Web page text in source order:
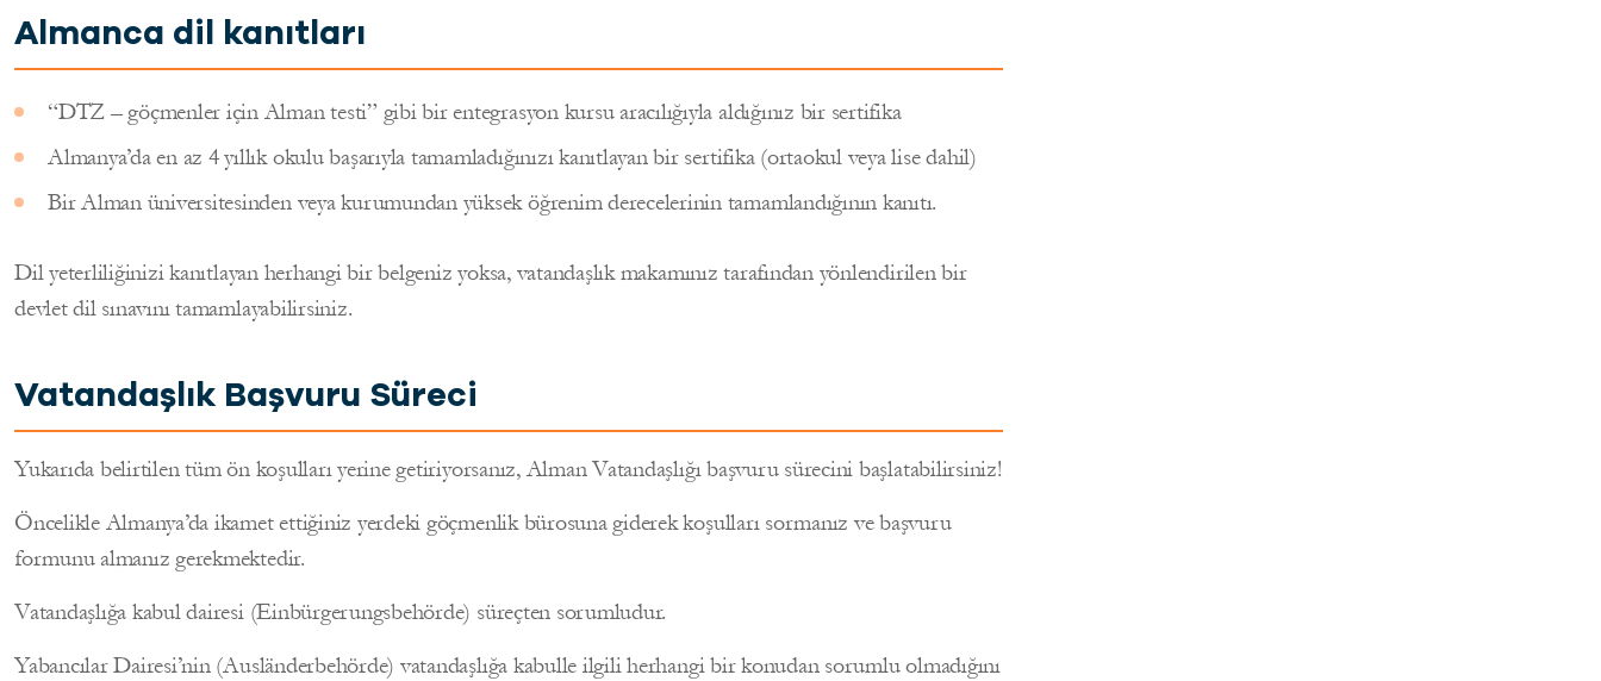
Almanca dil kanıtları
“DTZ – göçmenler için Alman testi” gibi bir entegrasyon kursu aracılığıyla aldığınız bir sertifika
Almanya’da en az 4 yıllık okulu başarıyla tamamladığınızı kanıtlayan bir sertifika (ortaokul veya lise dahil)
Bir Alman üniversitesinden veya kurumundan yüksek öğrenim derecelerinin tamamlandığının kanıtı.
Dil yeterliliğinizi kanıtlayan herhangi bir belgeniz yoksa, vatandaşlık makamınız tarafından yönlendirilen bir
devlet dil sınavını tamamlayabilirsiniz.
Vatandaşlık Başvuru Süreci
Yukarıda belirtilen tüm ön koşulları yerine getiriyorsanız, Alman Vatandaşlığı başvuru sürecini başlatabilirsiniz!
Öncelikle Almanya’da ikamet ettiğiniz yerdeki göçmenlik bürosuna giderek koşulları sormanız ve başvuru
formunu almanız gerekmektedir.
Vatandaşlığa kabul dairesi (Einbürgerungsbehörde) süreçten sorumludur.
Yabancılar Dairesi’nin (Ausländerbehörde) vatandaşlığa kabulle ilgili herhangi bir konudan sorumlu olmadığını